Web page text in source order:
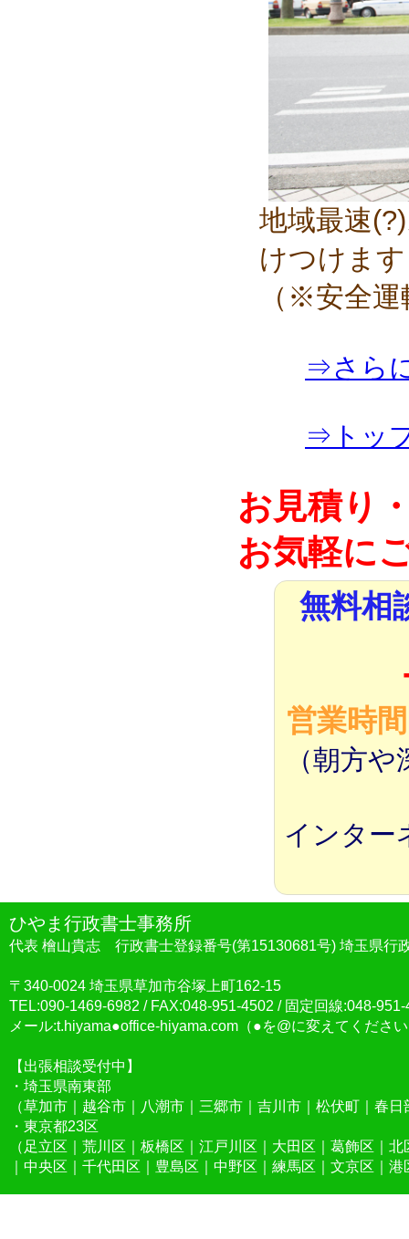
地域最速
けつけま
（※安全
⇒さら
⇒トッ
お見積り
お気軽に
無料相
営業時
（朝方
インター
ひやま行政書士事務所
代表 檜山貴志 行政書士登録番号(第15130681号) 埼玉県行
〒340-0024 埼玉県草加市谷塚上町162-15
TEL:090-1469-6982 / FAX:048-951-4502 / 固定回線:048-951-
メール:t.hiyama●office-hiyama.com（●を@に変えてくださ
【出張相談受付中】
・埼玉県南東部
（草加市｜越谷市｜八潮市｜三郷市｜吉川市｜松伏町｜春
・東京都23区
（足立区｜荒川区｜板橋区｜江戸川区｜大田区｜葛飾区｜
｜中央区｜千代田区｜豊島区｜中野区｜練馬区｜文京区｜